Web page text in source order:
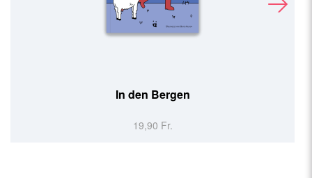
In den Bergen
19,90 Fr.